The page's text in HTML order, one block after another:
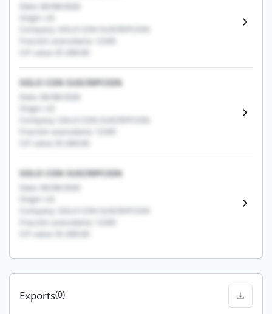
Date: 06/08/2026
Origin: US
Company: SOLO CON SUSCRIPCION
Fracción arancelaria: 12345
CIF value: $1,000.00
SOLO CON SUSCRIPCION
Date: 06/08/2026
Origin: US
Company: SOLO CON SUSCRIPCION
Fracción arancelaria: 12345
CIF value: $1,000.00
SOLO CON SUSCRIPCION
Date: 06/08/2026
Origin: US
Company: SOLO CON SUSCRIPCION
Fracción arancelaria: 12345
CIF value: $1,000.00
Exports(0)